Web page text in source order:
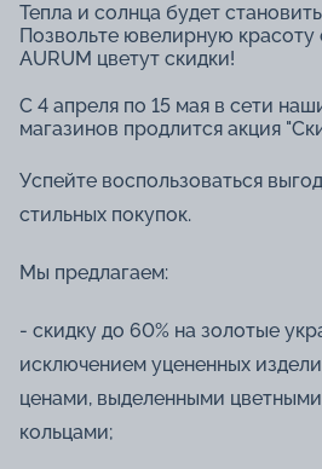
Тепла и солнца будет
Позвольте ювелирную красоту
AURUM цветут скидки!
С 4 апреля по 15 мая в сети
магазинов продлится акция
Успейте воспользоваться
стильных покупок.
Мы предлагаем:
- скидку до 60% на золотые
исключением уцененных
ценами, выделенными
кольцами;